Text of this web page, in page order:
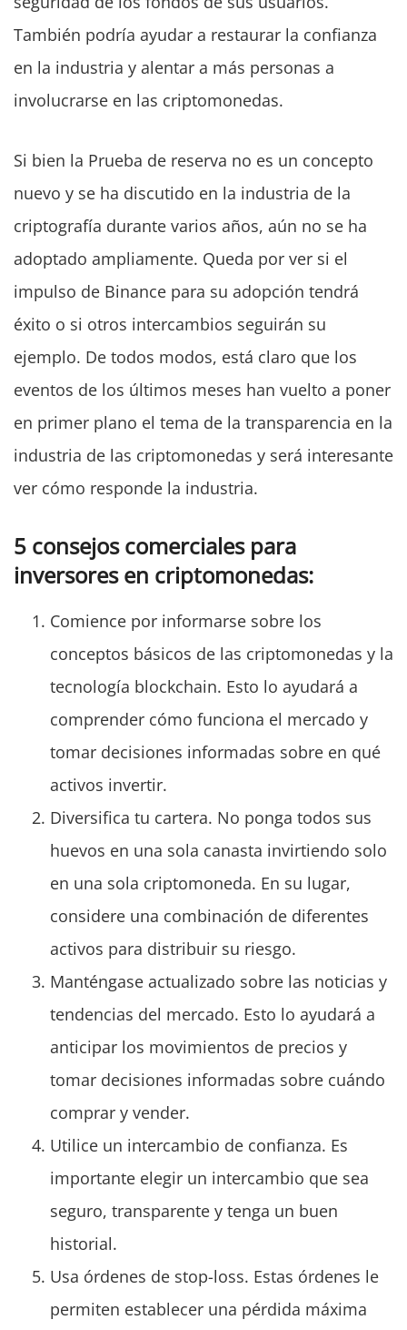
También podría ayudar a restaurar la confianza
en la industria y alentar a más personas a
involucrarse en las criptomonedas.
Si bien la Prueba de reserva no es un concepto
nuevo y se ha discutido en la industria de la
criptografía durante varios años, aún no se ha
adoptado ampliamente. Queda por ver si el
impulso de Binance para su adopción tendrá
éxito o si otros intercambios seguirán su
ejemplo. De todos modos, está claro que los
eventos de los últimos meses han vuelto a poner
en primer plano el tema de la transparencia en la
industria de las criptomonedas y será interesante
ver cómo responde la industria.
5 consejos comerciales para
inversores en criptomonedas:
Comience por informarse sobre los
conceptos básicos de las criptomonedas y la
tecnología blockchain. Esto lo ayudará a
comprender cómo funciona el mercado y
tomar decisiones informadas sobre en qué
activos invertir.
Diversifica tu cartera. No ponga todos sus
huevos en una sola canasta invirtiendo solo
en una sola criptomoneda. En su lugar,
considere una combinación de diferentes
activos para distribuir su riesgo.
Manténgase actualizado sobre las noticias y
tendencias del mercado. Esto lo ayudará a
anticipar los movimientos de precios y
tomar decisiones informadas sobre cuándo
comprar y vender.
Utilice un intercambio de confianza. Es
importante elegir un intercambio que sea
seguro, transparente y tenga un buen
historial.
Usa órdenes de stop-loss. Estas órdenes le
permiten establecer una pérdida máxima